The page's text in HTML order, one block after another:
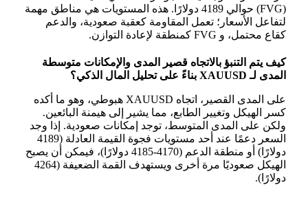
(FVG) حوالي 4189 دولارًا. هذه المستويات هي مناطق مهمة
لتفاعل الأسعار؛ تعمل المقاومة كعقبة صعودية، والدعم
كقاع محتمل، و FVG كمنطقة لإعادة التوازن.
كيف يتم التنبؤ بالاتجاه قصير المدى والإمكانات متوسطة
المدى لـ XAUUSD بناءً على تحليل المال الذكي؟
على المدى القصير، اتجاه XAUUSD هبوطي، وهو ما أكده
كسر الهيكل وتغيير الطابع، مما يشير إلى هيمنة البائعين.
ولكن على المدى المتوسط، توجد إمكانات صعودية. إذا وجد
السعر دعمًا عند أحد مستويات فجوة القيمة العادلة (4189
دولارًا) أو منطقة الدعم (4170-4185 دولارًا)، فيمكن أن يصبح
الهيكل صعوديًا مرة أخرى ويستهدف القمة الضعيفة (4264
دولارًا).